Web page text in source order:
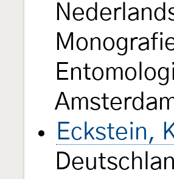
Eckstein,